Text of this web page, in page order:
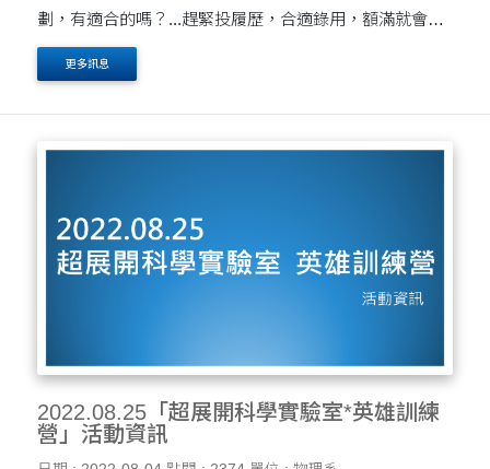
劃，有適合的嗎？...趕緊投履歷，合適錄用，額滿就會提
前結束囉～
更多訊息
2022.08.25「超展開科學實驗室*英雄訓練
營」活動資訊